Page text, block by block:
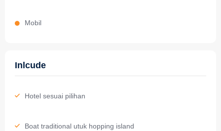
Mobil
Inlcude
Hotel sesuai pilihan
Boat traditional utuk hopping island